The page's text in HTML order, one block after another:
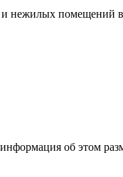
и нежилых помещений
об этом